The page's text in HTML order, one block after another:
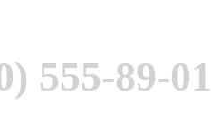
555-89-01